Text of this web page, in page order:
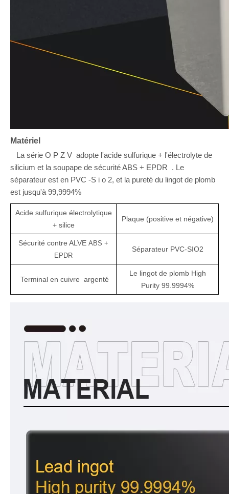
Matériel
La série O P Z V adopte l'acide sulfurique + l'électrolyte de
silicium et la soupape de sécurité ABS + EPDR . Le
séparateur est en PVC -S i o 2, et la pureté du lingot de plomb
est jusqu'à 99,9994%
Acide sulfurique électrolytique
+ silice
Plaque (positive et négative)
Sécurité contre ALVE ABS +
EPDR
Séparateur PVC-SIO2
Terminal en cuivre argenté
Le lingot de plomb High
Purity 99.9994%